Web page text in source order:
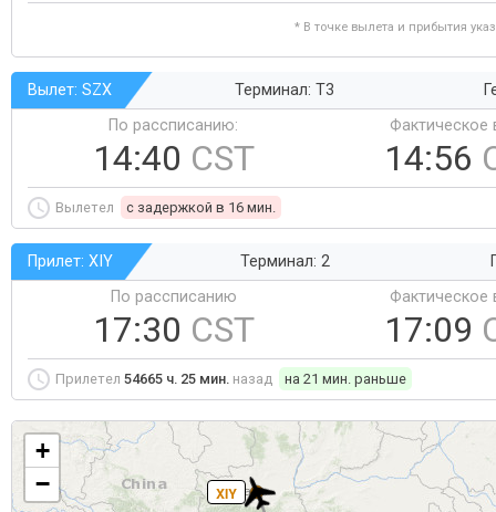
* В точке вылета и прибытия
Вылет: SZX Терминал: T3
По рассписанию:
14:40 CST
Фактическое
14:56
Вылетел c задержкой в 16 мин.
Прилет: XIY Терминал: 2
По рассписанию
17:30 CST
Фактическое
17:09
Прилетел 54665 ч. 25 мин. назад на 21 мин. раньше
XIY
+
−